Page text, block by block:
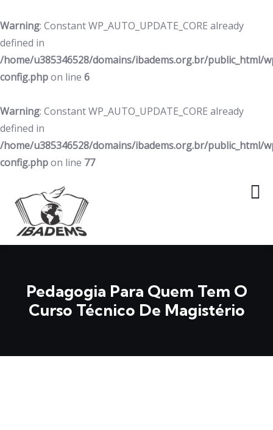
Warning: Constant WP_AUTO_UPDATE_CORE already
defined in
/home/u385346528/domains/ibadems.org.br/public_html/
config.phpon line 6
Warning: Constant WP_AUTO_UPDATE_CORE already
defined in
/home/u385346528/domains/ibadems.org.br/public_html/
config.phpon line 77
Pedagogia Para Quem Tem O
Curso Técnico De Magistério